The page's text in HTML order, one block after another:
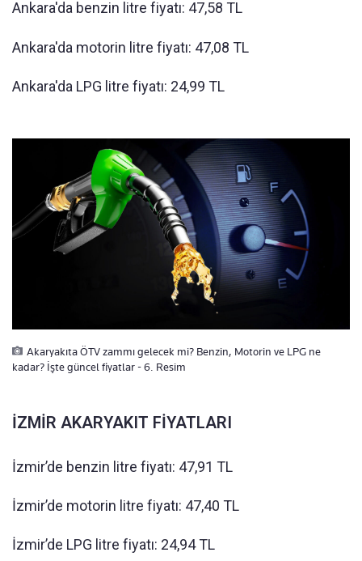
Ankara'da benzin litre fiyatı: 47,58 TL
Ankara'da motorin litre fiyatı: 47,08 TL
Ankara'da LPG litre fiyatı: 24,99 TL
Akaryakıta ÖTV zammı gelecek mi? Benzin, Motorin ve LPG ne
kadar? İşte güncel fiyatlar - 6. Resim
İZMİR AKARYAKIT FİYATLARI
İzmir’de benzin litre fiyatı: 47,91 TL
İzmir’de motorin litre fiyatı: 47,40 TL
İzmir’de LPG litre fiyatı: 24,94 TL